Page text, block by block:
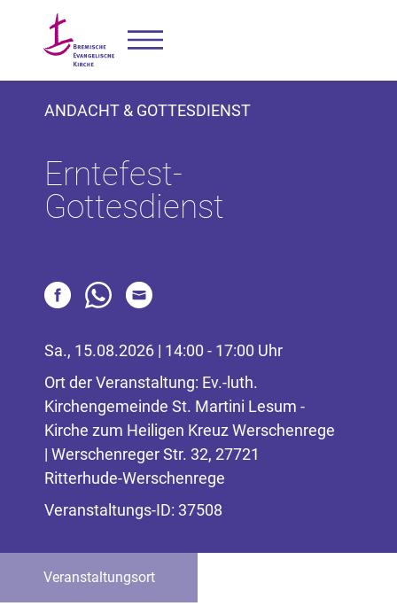
ANDACHT & GOTTESDIENST
Erntefest-
Gottesdienst
Sa., 15.08.2026 | 14:00 - 17:00 Uhr
Ort der Veranstaltung: Ev.-luth.
Kirchengemeinde St. Martini Lesum -
Kirche zum Heiligen Kreuz Werschenrege
| Werschenreger Str. 32, 27721
Ritterhude-Werschenrege
Veranstaltungs-ID: 37508
Veranstaltungsort